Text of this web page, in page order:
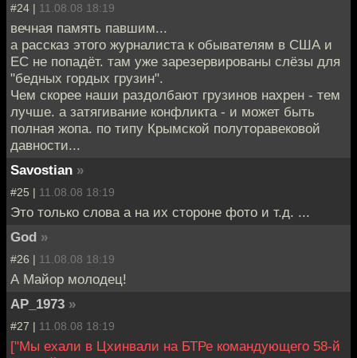
#24 | 11.08.08 18:19
вечная память павшим...
а рассказ этого журналиста к обывателям в США и
ЕС не попадёт. там уже зарезервированы слёзы для
"бедных гордых грузин".
Чем скорее наши раздолбают грузинов нахрен - тем
лучше. а затягивание конфликта - и может быть
полная жопа. по типу Крымской полуторавековой
давности...
Savostian »
#25 | 11.08.08 18:19
Это только слова а на их стороне фото и т.д. ...
God »
#26 | 11.08.08 18:19
А Майор молодец!
AP_1973 »
#27 | 11.08.08 18:19
["Мы ехали в Цхинвали на БТРе командующего 58-й